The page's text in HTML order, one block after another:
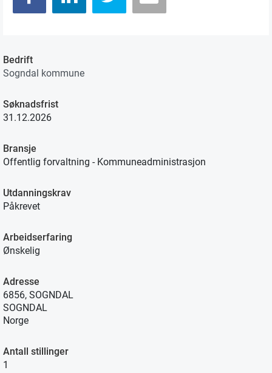
Bedrift
Sogndal kommune
Søknadsfrist
31.12.2026
Bransje
Offentlig forvaltning - Kommuneadministrasjon
Utdanningskrav
Påkrevet
Arbeidserfaring
Ønskelig
Adresse
6856, SOGNDAL
SOGNDAL
Norge
Antall stillinger
1